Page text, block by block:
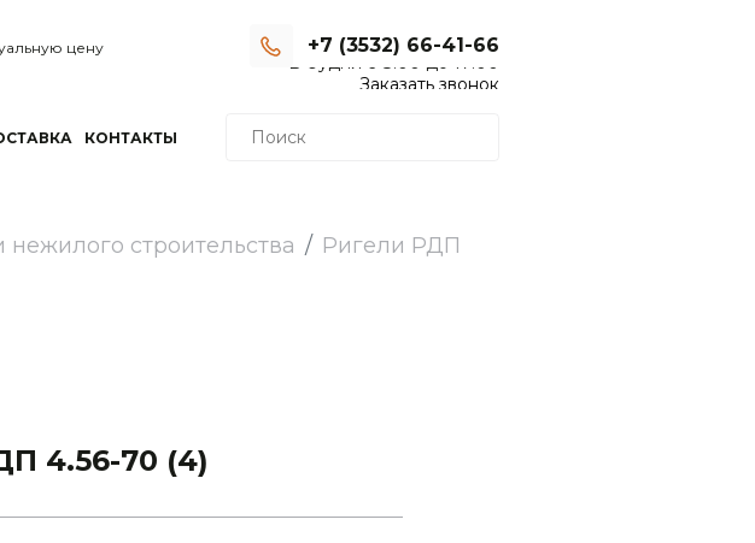
цену
+7 (3532) 66-41-66
В будни с 8:00 до 17:00
КОНТАКТЫ
строительства
Ригели РДП
4.56-70 (4)